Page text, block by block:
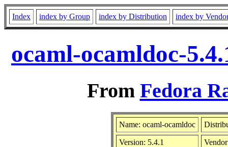
Index index by Group index by Distribution index by
ocaml-ocamldoc-
From Fedora
Name: ocaml-ocamldoc
Version: 5.4.1